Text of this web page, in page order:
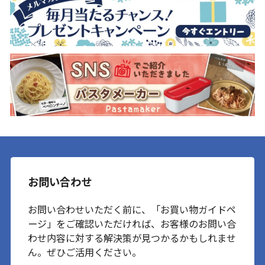
お問い合わせ
お問い合わせいただく前に、「お買い物ガイドペ
ージ」をご確認いただければ、お客様のお問い合
わせ内容に対する解決策が見つかるかもしれませ
ん。ぜひご活用ください。